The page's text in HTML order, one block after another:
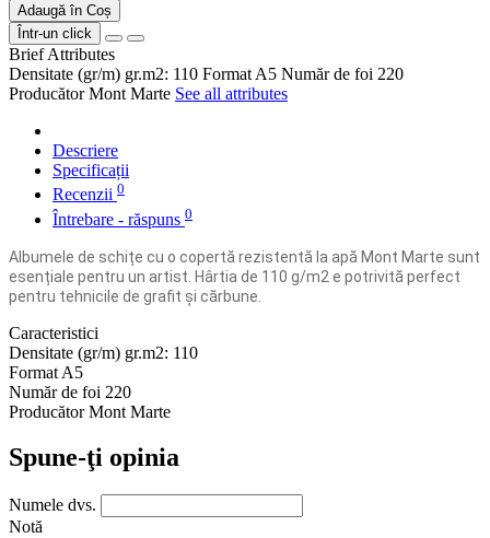
Adaugă în Coș
Într-un click
Brief Attributes
Densitate (gr/m) gr.m2: 110 Format A5 Număr de foi 220
Producător Mont Marte See all attributes
Descriere
Specificații
Recenzii 0
Întrebare - răspuns 0
Albumele de schițe cu o copertă rezistentă la apă Mont Marte sunt
esențiale pentru un artist. Hârtia de 110 g/m2 e potrivită perfect
pentru tehnicile de grafit și cărbune.
Caracteristici
Densitate (gr/m) gr.m2: 110
Format A5
Număr de foi 220
Producător Mont Marte
Spune-ţi opinia
Numele dvs.
Notă